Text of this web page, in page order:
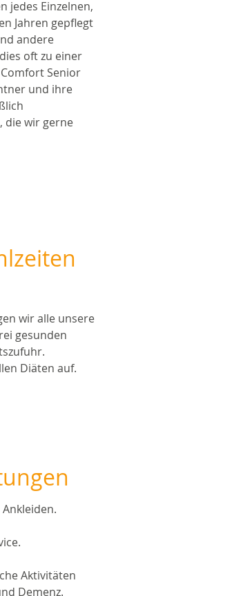
jedes Einzelnen,
Jahren gepflegt
andere
oft zu einer
Senior
und ihre
die wir gerne
wir alle unsere
gesunden
Diäten auf.
Aktivitäten
Demenz.